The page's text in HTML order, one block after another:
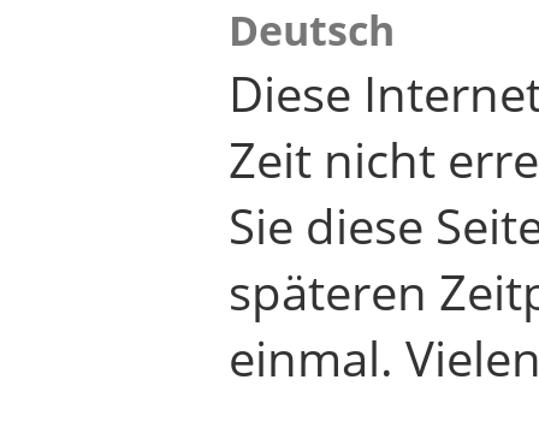
Deutsch
Diese
Zeit nicht
Sie diese
späteren
einmal.